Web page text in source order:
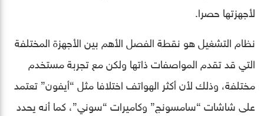
لأجهزتها حصرا.
نظام التشغيل هو نقطة الفصل الأهم بين الأجهزة المختلفة
التي قد تقدم المواصفات ذاتها ولكن مع تجربة مستخدم
مختلفة، وذلك لأن أكثر الهواتف اختلافا مثل “أيفون” تعتمد
على شاشات “سامسونج” وكاميرات “سوني”، كما أنه يحدد